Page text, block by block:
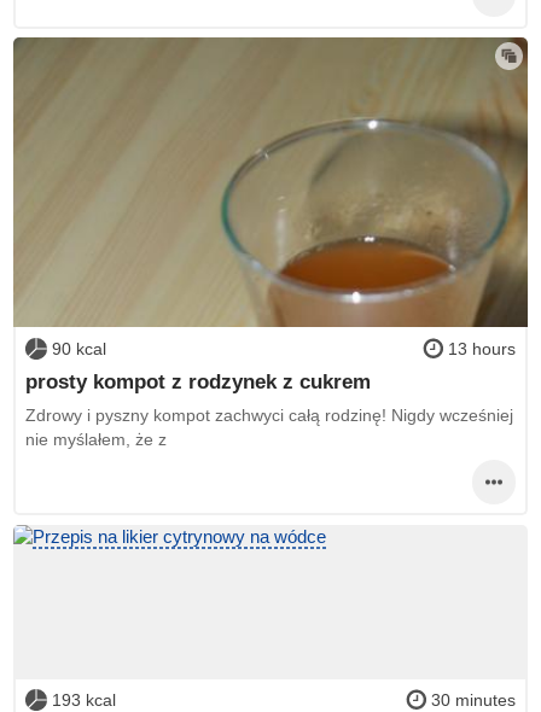
90 kcal 13 hours
prosty kompot z rodzynek z cukrem
Zdrowy i pyszny kompot zachwyci całą rodzinę! Nigdy wcześniej
nie myślałem, że z
193 kcal 30 minutes